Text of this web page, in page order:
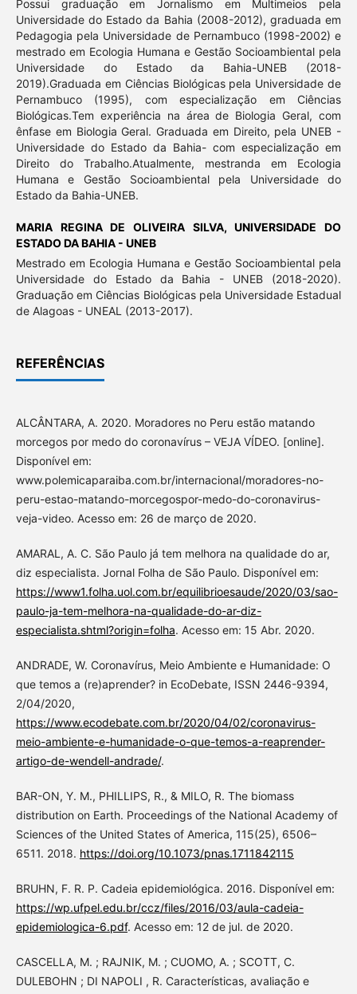
Possui graduação em Jornalismo em Multimeios pela
Universidade do Estado da Bahia (2008-2012), graduada em
Pedagogia pela Universidade de Pernambuco (1998-2002) e
mestrado em Ecologia Humana e Gestão Socioambiental pela
Universidade do Estado da Bahia-UNEB (2018-
2019).Graduada em Ciências Biológicas pela Universidade de
Pernambuco (1995), com especialização em Ciências
Biológicas.Tem experiência na área de Biologia Geral, com
ênfase em Biologia Geral. Graduada em Direito, pela UNEB -
Universidade do Estado da Bahia- com especialização em
Direito do Trabalho.Atualmente, mestranda em Ecologia
Humana e Gestão Socioambiental pela Universidade do
Estado da Bahia-UNEB.
MARIA REGINA DE OLIVEIRA SILVA,UNIVERSIDADE DO
ESTADO DA BAHIA - UNEB
Mestrado em Ecologia Humana e Gestão Socioambiental pela
Universidade do Estado da Bahia - UNEB (2018-2020).
Graduação em Ciências Biológicas pela Universidade Estadual
de Alagoas - UNEAL (2013-2017).
REFERÊNCIAS
ALCÂNTARA, A. 2020. Moradores no Peru estão matando
morcegos por medo do coronavírus – VEJA VÍDEO. [online].
Disponível em:
www.polemicaparaiba.com.br/internacional/moradores-no-
peru-estao-matando-morcegospor-medo-do-coronavirus-
veja-video. Acesso em: 26 de março de 2020.
AMARAL, A. C. São Paulo já tem melhora na qualidade do ar,
diz especialista. Jornal Folha de São Paulo. Disponível em:
https://www1.folha.uol.com.br/equilibrioesaude/2020/03/sao-
paulo-ja-tem-melhora-na-qualidade-do-ar-diz-
especialista.shtml?origin=folha. Acesso em: 15 Abr. 2020.
ANDRADE, W. Coronavírus, Meio Ambiente e Humanidade: O
que temos a (re)aprender? in EcoDebate, ISSN 2446-9394,
2/04/2020,
https://www.ecodebate.com.br/2020/04/02/coronavirus-
meio-ambiente-e-humanidade-o-que-temos-a-reaprender-
artigo-de-wendell-andrade/.
BAR-ON, Y. M., PHILLIPS, R., & MILO, R. The biomass
distribution on Earth. Proceedings of the National Academy of
Sciences of the United States of America, 115(25), 6506–
6511. 2018. https://doi.org/10.1073/pnas.1711842115
BRUHN, F. R. P. Cadeia epidemiológica. 2016. Disponível em:
https://wp.ufpel.edu.br/ccz/files/2016/03/aula-cadeia-
epidemiologica-6.pdf. Acesso em: 12 de jul. de 2020.
CASCELLA, M. ; RAJNIK, M. ; CUOMO, A. ; SCOTT, C.
DULEBOHN ; DI NAPOLI , R. Características, avaliação e